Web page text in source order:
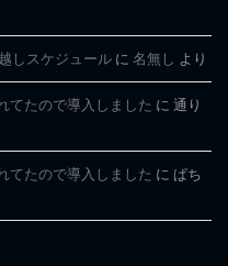
しスケジュール に 名無し より
てたので導入しました に 通り
てたので導入しました に ぱち